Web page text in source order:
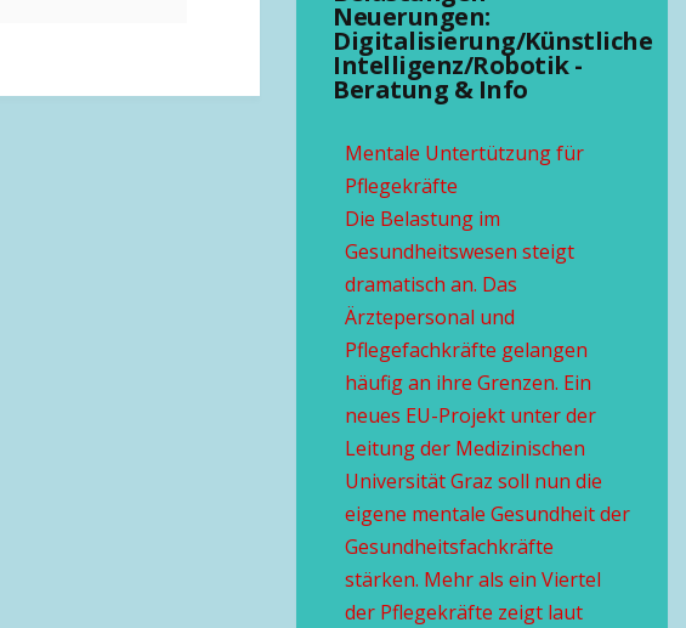
Neuerungen:
Digitalisierung/Künstliche
Intelligenz/Robotik -
Beratung & Info
Mentale Untertützung für
Pflegekräfte
Die Belastung im
Gesundheitswesen steigt
dramatisch an. Das
Ärztepersonal und
Pflegefachkräfte gelangen
häufig an ihre Grenzen. Ein
neues EU-Projekt unter der
Leitung der Medizinischen
Universität Graz soll nun die
eigene mentale Gesundheit der
Gesundheitsfachkräfte
stärken. Mehr als ein Viertel
der Pflegekräfte zeigt laut